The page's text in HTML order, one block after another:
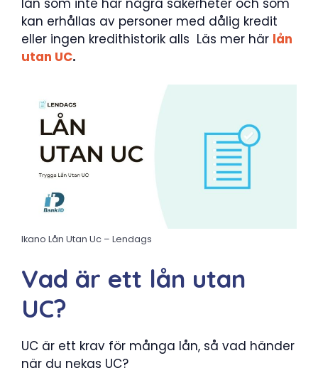
lån som inte har några säkerheter och som
kan erhållas av personer med dålig kredit
eller ingen kredithistorik alls Läs mer här lån
utan UC.
Ikano Lån Utan Uc – Lendags
Vad är ett lån utan
UC?
UC är ett krav för många lån, så vad händer
när du nekas UC?